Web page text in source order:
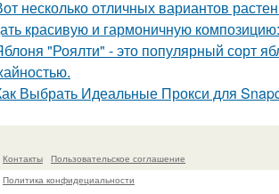
несколько отличных вариантов
красивую и гармоничную композицию:
"Роялти" - это популярный сорт
Выбрать Идеальные Прокси для
Контакты
Пользовательское соглашение
Политика конфидециальности